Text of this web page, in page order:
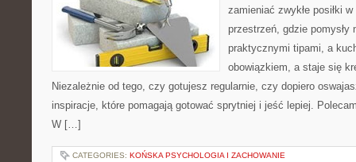
zamieniać zwykłe posiłki
przestrzeń, gdzie pomysły
praktycznymi tipami, a
obowiązkiem, a staje się
Niezależnie od tego, czy gotujesz regularnie, czy dopiero
inspiracje, które pomagają gotować sprytniej i jeść lepiej.
W […]
CATEGORIES: KOŃSKA PSYCHOLOGIA I ZACHOWANIE